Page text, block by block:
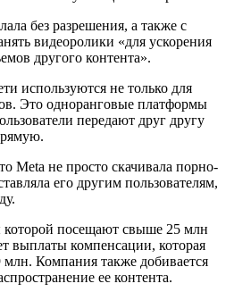
без разрешения, а также с
видеоролики «для ускорения
другого контента».
используются не только для
Это одноранговые платформы
передают друг другу
Meta не просто скачивала порно-
его другим пользователям,
которой посещают свыше 25 млн
выплаты компенсации, которая
млн. Компания также добивается
ее контента.